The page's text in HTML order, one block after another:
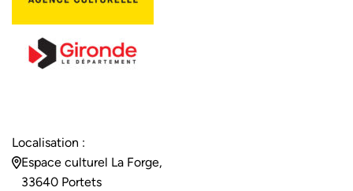
Localisation :
Espace culturel La Forge,
33640 Portets